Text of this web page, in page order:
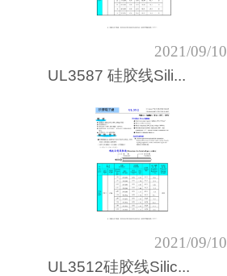
2021/09/10
UL3587 硅胶线Sili...
2021/09/10
UL3512硅胶线Silic...